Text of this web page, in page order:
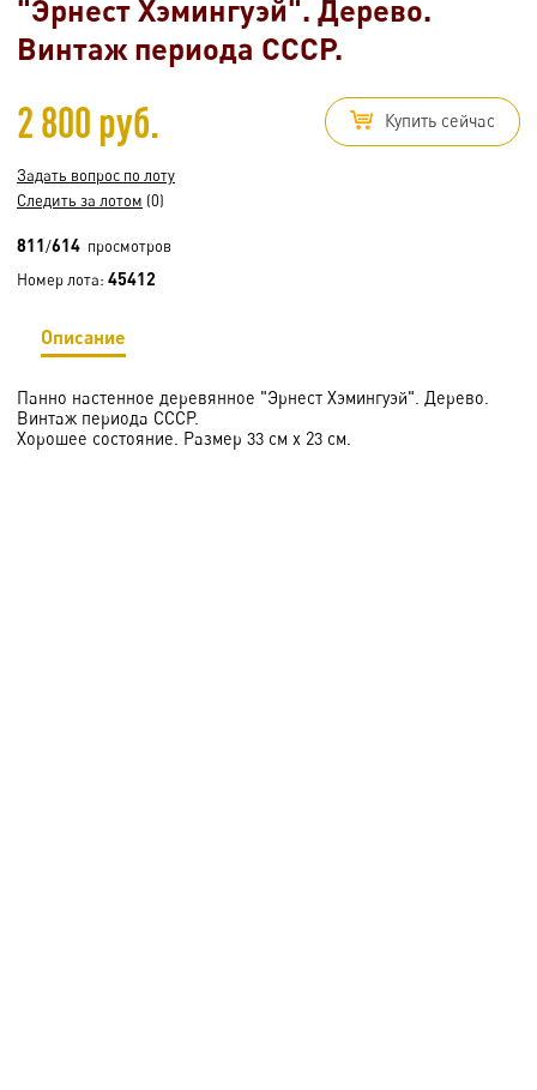
"Эрнест Хэмингуэй". Дерево.
Винтаж периода СССР.
2 800 руб. Купить сейчас
Задать вопрос по лоту
Следить за лотом (0)
811/614 просмотров
Номер лота: 45412
Описание
Панно настенное деревянное "Эрнест Хэмингуэй". Дерево.
Винтаж периода СССР.
Хорошее состояние. Размер 33 см х 23 см.